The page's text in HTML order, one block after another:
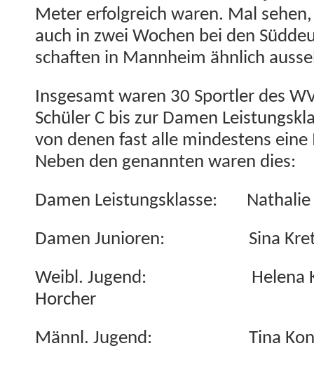
Meter erfol­gre­ich waren. Mal
auch in zwei Wochen bei den
schaften in Mannheim ähn­lich
Ins­ge­samt waren 30 Sportler des
Schüler C bis zur Damen
von denen fast alle min­destens
Neben den genan­nten waren dies:
Damen Leis­tungsklasse: Nathalie
Damen Junioren: Sina
Weibl. Jugend: Hele­na
Horcher
Männl. Jugend: Tina